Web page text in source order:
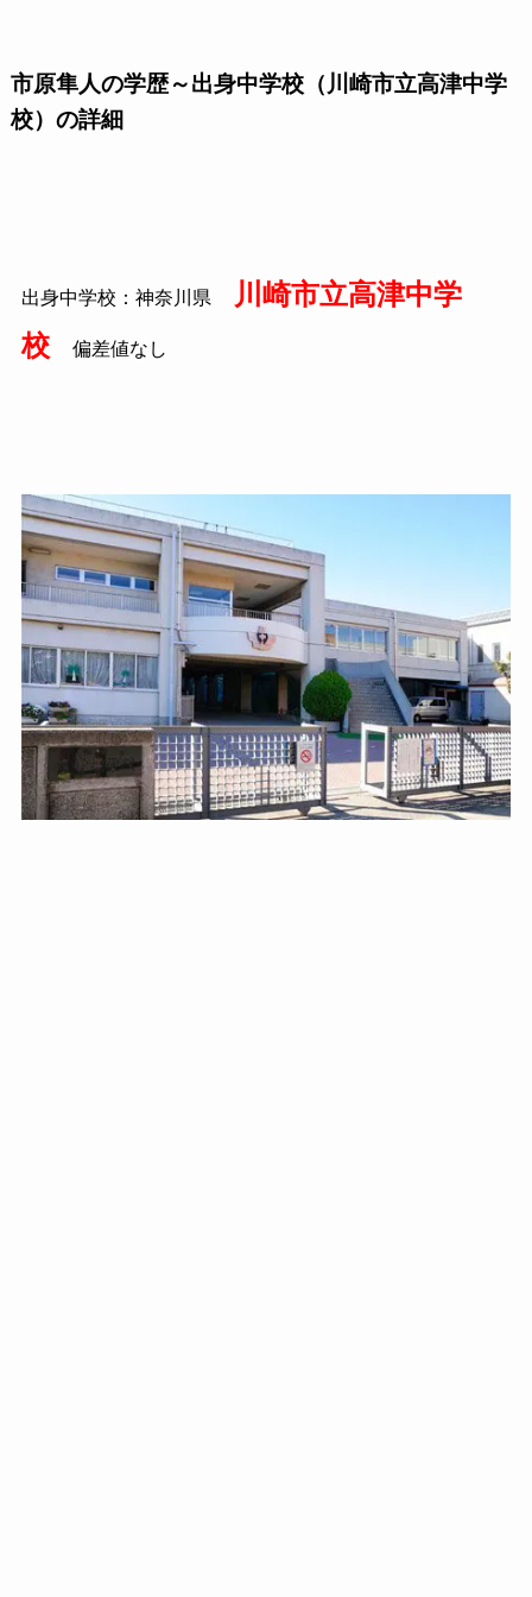
市原隼人の学歴～出身中学校（川崎市立高津中学
校）の詳細
出身中学校：神奈川県
川崎市立高津中学
校
偏差値なし